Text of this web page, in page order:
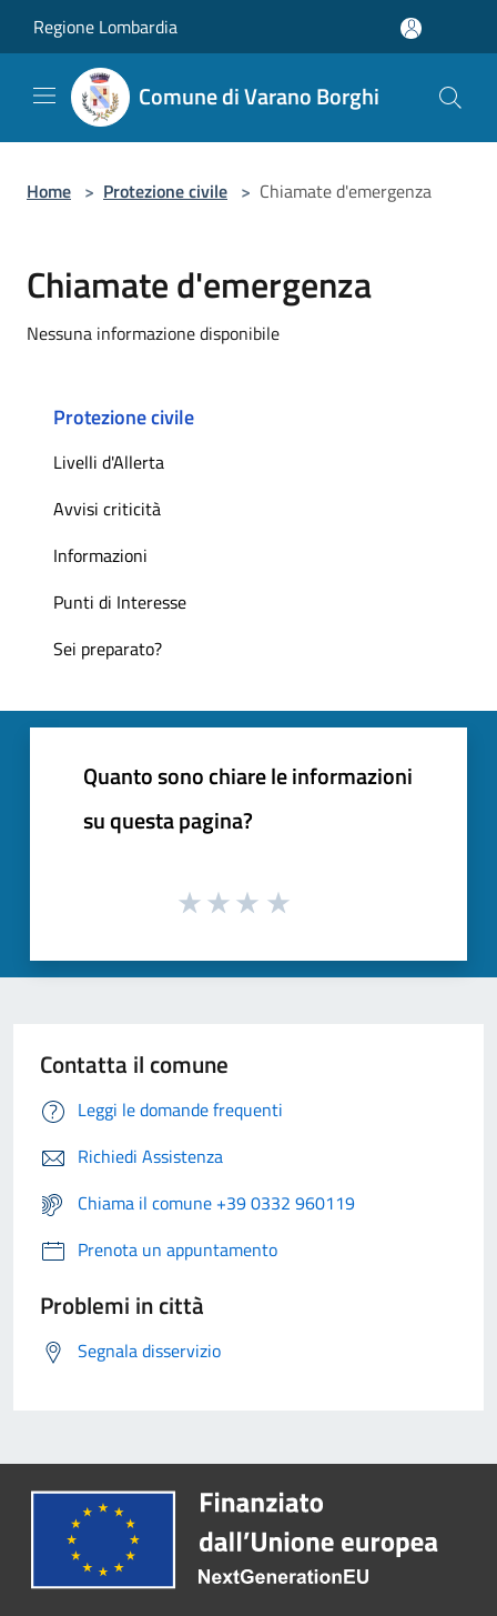
Regione Lombardia
Comune di Varano Borghi
Home > Protezione civile > Chiamate d'emergenza
Chiamate d'emergenza
Nessuna informazione disponibile
Protezione civile
Livelli d'Allerta
Avvisi criticità
Informazioni
Punti di Interesse
Sei preparato?
Quanto sono chiare le informazioni
su questa pagina?
Contatta il comune
Leggi le domande frequenti
Richiedi Assistenza
Chiama il comune +39 0332 960119
Prenota un appuntamento
Problemi in città
Segnala disservizio